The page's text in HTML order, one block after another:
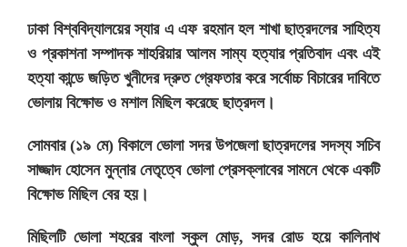
ঢাকা বিশ্ববিদ্যালয়ের স্যার এ এফ রহমান হল শাখা ছাত্রদলের সাহিত্য
ও প্রকাশনা সম্পাদক শাহরিয়ার আলম সাম্য হত্যার প্রতিবাদ এবং এই
হত্যা কান্ডে জড়িত খুনীদের দ্রুত গ্রেফতার করে সর্বোচ্চ বিচারের দাবিতে
ভোলায় বিক্ষোভ ও মশাল মিছিল করেছে ছাত্রদল।
সোমবার (১৯ মে) বিকালে ভোলা সদর উপজেলা ছাত্রদলের সদস্য সচিব
সাজ্জাদ হোসেন মুন্নার নেতৃত্বে ভোলা প্রেসক্লাবের সামনে থেকে একটি
বিক্ষোভ মিছিল বের হয়।
মিছিলটি ভোলা শহরের বাংলা স্কুল মোড়, সদর রোড হয়ে কালিনাথ